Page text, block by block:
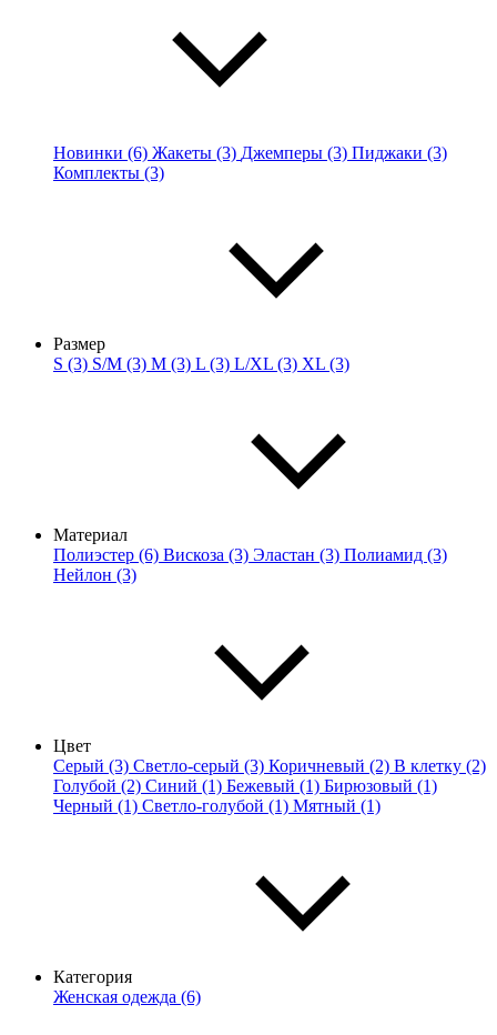
Новинки (6) Жакеты (3) Джемперы (3) Пиджаки (3)
Комплекты (3)
Размер
S (3) S/M (3) M (3) L (3) L/XL (3) XL (3)
Материал
Полиэстер (6) Вискоза (3) Эластан (3) Полиамид (3)
Нейлон (3)
Цвет
Серый (3) Светло-серый (3) Коричневый (2) В клетку (2)
Голубой (2) Синий (1) Бежевый (1) Бирюзовый (1)
Черный (1) Светло-голубой (1) Мятный (1)
Категория
Женская одежда (6)